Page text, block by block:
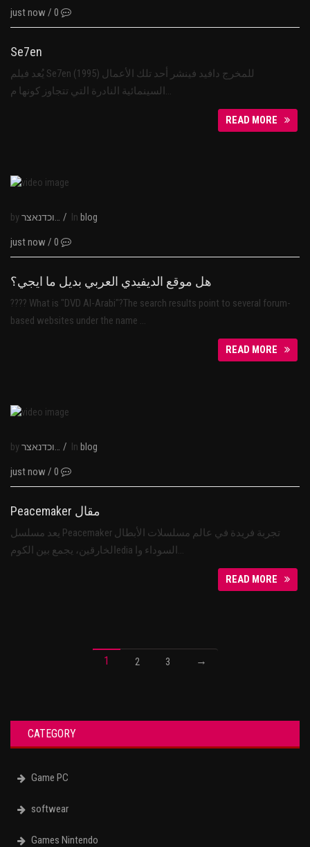
just now / 0
Se7en
يُعد فيلم Se7en (1995) للمخرج دافيد فينشر أحد تلك الأعمال
السينمائية النادرة التي تتجاوز كونها م…
READ MORE
by / In blog
just now / 0
هل موقع الديفيدي العربي بديل ما ايجي؟
???? What is "DVD Al-Arabi"?The search results point to several forum-
based websites under the name …
READ MORE
by / In blog
just now / 0
Peacemaker مقال
يعد مسلسل Peacemaker تجربة فريدة في عالم مسلسلات الأبطال
الخارقين، يجمع بين الكومedia السوداء وا…
READ MORE
1 2 3 →
CATEGORY
Game PC
softwear
Games Nintendo